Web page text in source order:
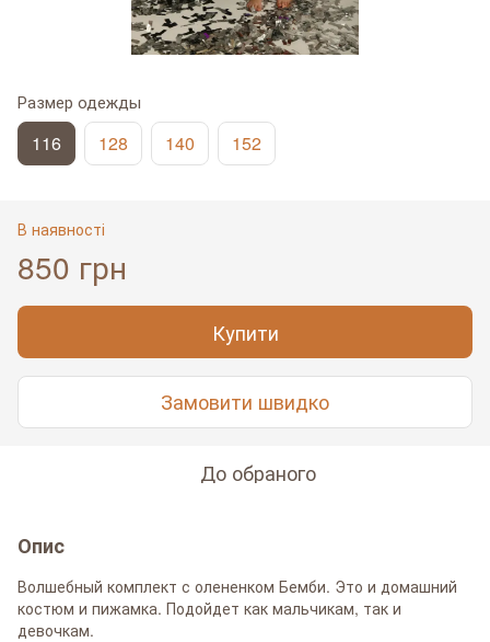
Размер одежды
116 128 140 152
В наявності
850 грн
Купити
Замовити швидко
До обраного
Опис
Волшебный комплект с олененком Бемби. Это и домашний
костюм и пижамка. Подойдет как мальчикам, так и
девочкам.